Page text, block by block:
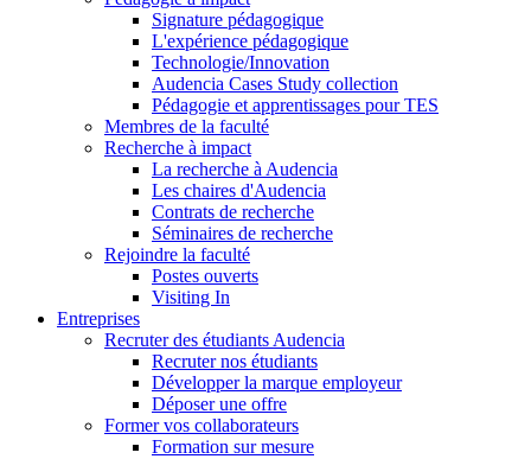
Signature pédagogique
L'expérience pédagogique
Technologie/Innovation
Audencia Cases Study collection
Pédagogie et apprentissages pour TES
Membres de la faculté
Recherche à impact
La recherche à Audencia
Les chaires d'Audencia
Contrats de recherche
Séminaires de recherche
Rejoindre la faculté
Postes ouverts
Visiting In
Entreprises
Recruter des étudiants Audencia
Recruter nos étudiants
Développer la marque employeur
Déposer une offre
Former vos collaborateurs
Formation sur mesure